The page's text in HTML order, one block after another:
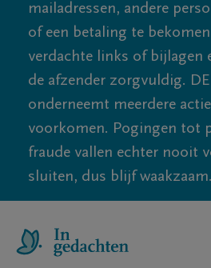
mailadressen, andere
of een betaling te
verdachte links of bijlagen
de afzender zorgvuldig.
onderneemt meerdere
voorkomen. Pogingen tot
fraude vallen echter nooit
sluiten, dus blijf waakzaam.